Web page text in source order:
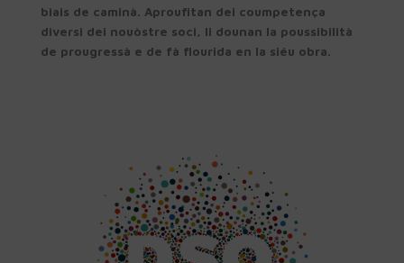
biais de caminà. Aproufitan dei coumpetença
diversi dei nouòstre soci, li dounan la poussibilità
de prougressà e de fà flourida en la siéu obra.